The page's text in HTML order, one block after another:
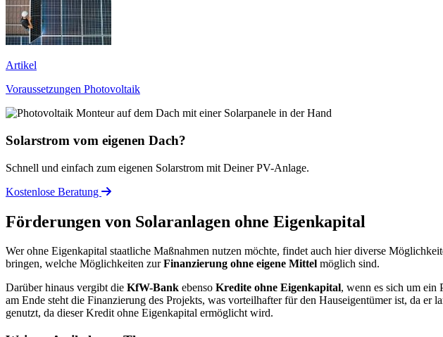
Artikel
Voraussetzungen Photovoltaik
Solarstrom vom eigenen Dach?
Schnell und einfach zum eigenen Solarstrom mit Deiner PV-Anlage.
Kostenlose Beratung
Förderungen von Solaranlagen ohne Eigenkapital
Wer ohne Eigenkapital staatliche Maßnahmen nutzen möchte, findet auch hier diverse
bringen, welche Möglichkeiten zurFinanzierung ohne eigene Mittel möglich sind.
Darüber hinaus vergibt die KfW-Bank ebenso Kredite ohne Eigenkapital, wenn es sich um ein
am Ende steht die Finanzierung des Projekts, was vorteilhafter für den Hauseigentümer ist, da er
genutzt, da dieser Kredit ohne Eigenkapital ermöglicht wird.